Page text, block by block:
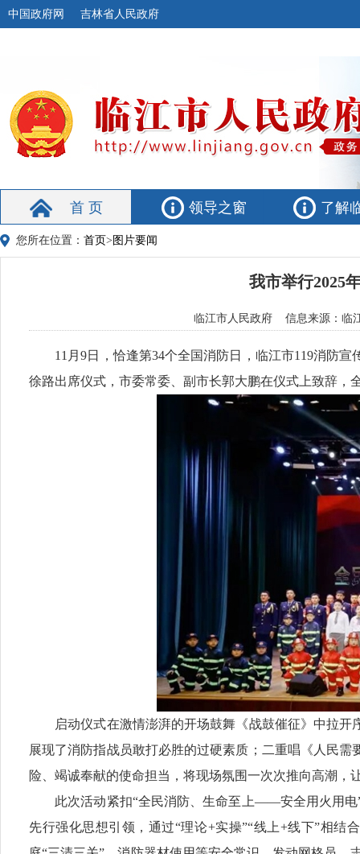
中国政府网 吉林省人民政府
首 页 领导之窗 了解
您所在位置： 首页> 图片要闻
我市举行2025
临江市人民政府 信息来源：临
11月9日，恰逢第34个全国消防日，临江市119消防宣
徐路出席仪式，市委常委、副市长郭大鹏在仪式上致辞，
启动仪式在激情澎湃的开场鼓舞《战鼓催征》中拉开
展现了消防指战员敢打必胜的过硬素质；二重唱《人民
险、竭诚奉献的使命担当，将现场氛围一次次推向高潮，
此次活动紧扣“全民消防、生命至上——安全用火用电”
先行强化思想引领，通过“理论+实操”“线上+线下”相